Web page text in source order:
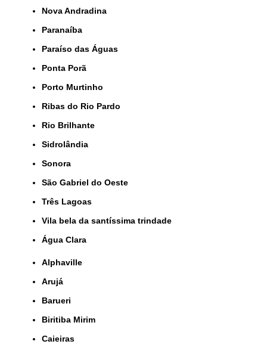
Nova Andradina
Paranaíba
Paraíso das Águas
Ponta Porã
Porto Murtinho
Ribas do Rio Pardo
Rio Brilhante
Sidrolândia
Sonora
São Gabriel do Oeste
Três Lagoas
Vila bela da santíssima trindade
Água Clara
Alphaville
Arujá
Barueri
Biritiba Mirim
Caieiras